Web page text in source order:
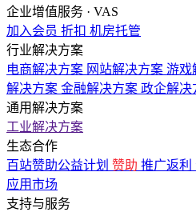
企业增值服务 · VAS
加入会员 折扣 机房托管
行业解决方案
电商解决方案 网站解决方案 游戏
解决方案 金融解决方案 政企解决
通用解决方案
工业解决方案
生态合作
百站赞助公益计划 赞助 推广返利
应用市场
支持与服务